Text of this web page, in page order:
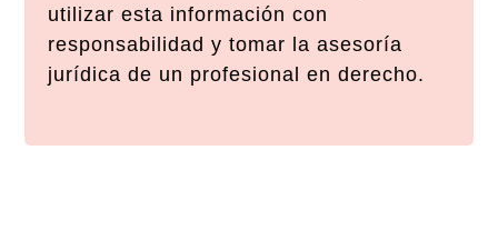
utilizar esta información con
responsabilidad y tomar la asesoría
jurídica de un profesional en derecho.